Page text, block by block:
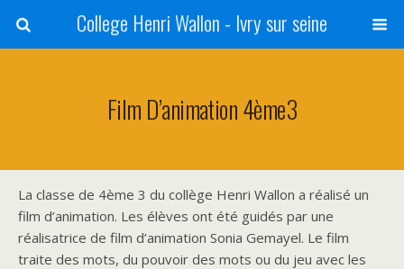
College Henri Wallon - Ivry sur seine
Film D’animation 4ème3
La classe de 4ème 3 du collège Henri Wallon a réalisé un
film d’animation. Les élèves ont été guidés par une
réalisatrice de film d’animation Sonia Gemayel. Le film
traite des mots, du pouvoir des mots ou du jeu avec les